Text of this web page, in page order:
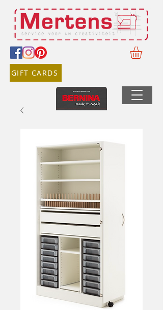
GIFT CARDS